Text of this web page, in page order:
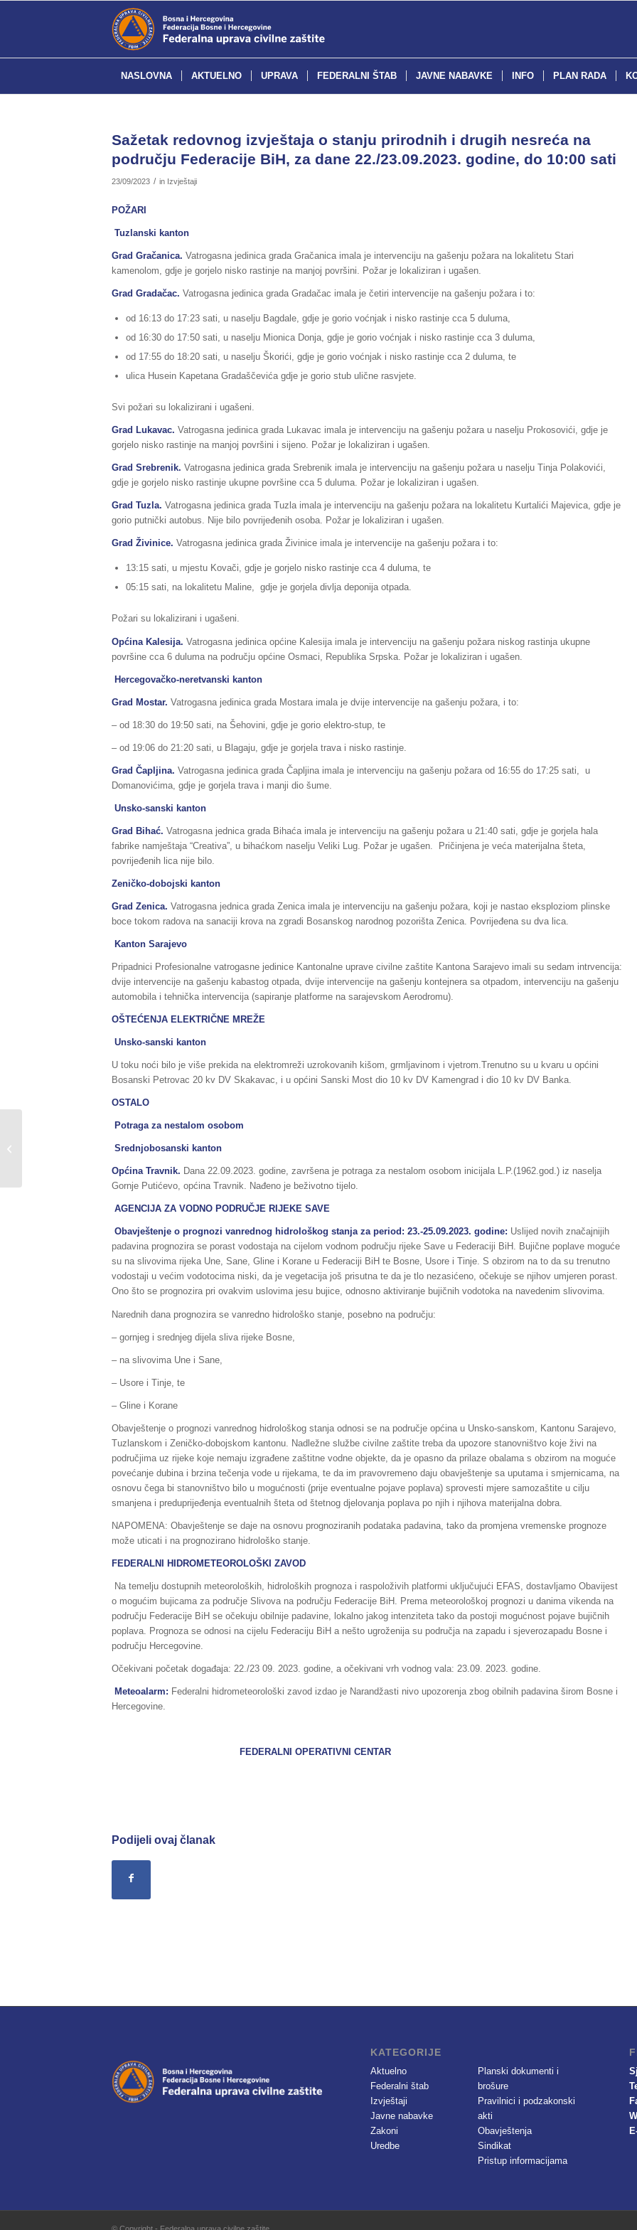
NASLOVNA AKTUELNO UPRAVA FEDERALNI ŠTAB JAVNE NABAVKE INFO PLAN RADA
Sažetak redovnog izvještaja o stanju prirodnih i drugih nesreća na
području Federacije BiH, za dane 22./23.09.2023. godine, do 10:00 sati
23/09/2023 / in Izvještaji
POŽARI
Tuzlanski kanton
Grad Gračanica. Vatrogasna jedinica grada Gračanica imala je intervenciju na gašenju požara na lokalitetu Stari
kamenolom, gdje je gorjelo nisko rastinje na manjoj površini. Požar je lokaliziran i ugašen.
Grad Gradačac. Vatrogasna jedinica grada Gradačac imala je četiri intervencije na gašenju požara i to:
od 16:13 do 17:23 sati, u naselju Bagdale, gdje je gorio voćnjak i nisko rastinje cca 5 duluma,
od 16:30 do 17:50 sati, u naselju Mionica Donja, gdje je gorio voćnjak i nisko rastinje cca 3 duluma,
od 17:55 do 18:20 sati, u naselju Škorići, gdje je gorio voćnjak i nisko rastinje cca 2 duluma, te
ulica Husein Kapetana Gradaščevića gdje je gorio stub ulične rasvjete.
Svi požari su lokalizirani i ugašeni.
Grad Lukavac. Vatrogasna jedinica grada Lukavac imala je intervenciju na gašenju požara u naselju Prokosovići, gdje je
gorjelo nisko rastinje na manjoj površini i sijeno. Požar je lokaliziran i ugašen.
Grad Srebrenik. Vatrogasna jedinica grada Srebrenik imala je intervenciju na gašenju požara u naselju Tinja Polakovići,
gdje je gorjelo nisko rastinje ukupne površine cca 5 duluma. Požar je lokaliziran i ugašen.
Grad Tuzla. Vatrogasna jedinica grada Tuzla imala je intervenciju na gašenju požara na lokalitetu Kurtalići Majevica, gdje je
gorio putnički autobus. Nije bilo povrijeđenih osoba. Požar je lokaliziran i ugašen.
Grad Živinice. Vatrogasna jedinica grada Živinice imala je intervencije na gašenju požara i to:
13:15 sati, u mjestu Kovači, gdje je gorjelo nisko rastinje cca 4 duluma, te
05:15 sati, na lokalitetu Maline, gdje je gorjela divlja deponija otpada.
Požari su lokalizirani i ugašeni.
Općina Kalesija. Vatrogasna jedinica općine Kalesija imala je intervenciju na gašenju požara niskog rastinja ukupne
površine cca 6 duluma na području općine Osmaci, Republika Srpska. Požar je lokaliziran i ugašen.
Hercegovačko-neretvanski kanton
Grad Mostar. Vatrogasna jedinica grada Mostara imala je dvije intervencije na gašenju požara, i to:
– od 18:30 do 19:50 sati, na Šehovini, gdje je gorio elektro-stup, te
– od 19:06 do 21:20 sati, u Blagaju, gdje je gorjela trava i nisko rastinje.
Grad Čapljina. Vatrogasna jedinica grada Čapljina imala je intervenciju na gašenju požara od 16:55 do 17:25 sati, u
Domanovićima, gdje je gorjela trava i manji dio šume.
Unsko-sanski kanton
Grad Bihać. Vatrogasna jednica grada Bihaća imala je intervenciju na gašenju požara u 21:40 sati, gdje je gorjela hala
fabrike namještaja “Creativa”, u bihaćkom naselju Veliki Lug. Požar je ugašen. Pričinjena je veća materijalna šteta,
povrijeđenih lica nije bilo.
Zeničko-dobojski kanton
Grad Zenica. Vatrogasna jednica grada Zenica imala je intervenciju na gašenju požara, koji je nastao eksploziom plinske
boce tokom radova na sanaciji krova na zgradi Bosanskog narodnog pozorišta Zenica. Povrijeđena su dva lica.
Kanton Sarajevo
Pripadnici Profesionalne vatrogasne jedinice Kantonalne uprave civilne zaštite Kantona Sarajevo imali su sedam intrvencija:
dvije intervencije na gašenju kabastog otpada, dvije intervencije na gašenju kontejnera sa otpadom, intervenciju na gašenju
automobila i tehnička intervencija (sapiranje platforme na sarajevskom Aerodromu).
OŠTEĆENJA ELEKTRIČNE MREŽE
Unsko-sanski kanton
U toku noći bilo je više prekida na elektromreži uzrokovanih kišom, grmljavinom i vjetrom.Trenutno su u kvaru u općini
Bosanski Petrovac 20 kv DV Skakavac, i u općini Sanski Most dio 10 kv DV Kamengrad i dio 10 kv DV Banka.
OSTALO
Potraga za nestalom osobom
Srednjobosanski kanton
Općina Travnik. Dana 22.09.2023. godine, završena je potraga za nestalom osobom inicijala L.P.(1962.god.) iz naselja
Gornje Putićevo, općina Travnik. Nađeno je beživotno tijelo.
AGENCIJA ZA VODNO PODRUČJE RIJEKE SAVE
Obavještenje o prognozi vanrednog hidrološkog stanja za period: 23.-25.09.2023. godine: Uslijed novih značajnijih
padavina prognozira se porast vodostaja na cijelom vodnom području rijeke Save u Federaciji BiH. Bujične poplave moguće
su na slivovima rijeka Une, Sane, Gline i Korane u Federaciji BiH te Bosne, Usore i Tinje. S obzirom na to da su trenutno
vodostaji u većim vodotocima niski, da je vegetacija još prisutna te da je tlo nezasićeno, očekuje se njihov umjeren porast.
Ono što se prognozira pri ovakvim uslovima jesu bujice, odnosno aktiviranje bujičnih vodotoka na navedenim slivovima.
Narednih dana prognozira se vanredno hidrološko stanje, posebno na području:
– gornjeg i srednjeg dijela sliva rijeke Bosne,
– na slivovima Une i Sane,
– Usore i Tinje, te
– Gline i Korane
Obavještenje o prognozi vanrednog hidrološkog stanja odnosi se na područje općina u Unsko-sanskom, Kantonu Sarajevo,
Tuzlanskom i Zeničko-dobojskom kantonu. Nadležne službe civilne zaštite treba da upozore stanovništvo koje živi na
područjima uz rijeke koje nemaju izgrađene zaštitne vodne objekte, da je opasno da prilaze obalama s obzirom na moguće
povećanje dubina i brzina tečenja vode u rijekama, te da im pravovremeno daju obavještenje sa uputama i smjernicama, na
osnovu čega bi stanovništvo bilo u mogućnosti (prije eventualne pojave poplava) sprovesti mjere samozaštite u cilju
smanjena i preduprijeđenja eventualnih šteta od štetnog djelovanja poplava po njih i njihova materijalna dobra.
NAPOMENA: Obavještenje se daje na osnovu prognoziranih podataka padavina, tako da promjena vremenske prognoze
može uticati i na prognozirano hidrološko stanje.
FEDERALNI HIDROMETEOROLOŠKI ZAVOD
Na temelju dostupnih meteoroloških, hidroloških prognoza i raspoloživih platformi uključujući EFAS, dostavljamo Obavijest
o mogućim bujicama za područje Slivova na području Federacije BiH. Prema meteorološkoj prognozi u danima vikenda na
području Federacije BiH se očekuju obilnije padavine, lokalno jakog intenziteta tako da postoji mogućnost pojave bujičnih
poplava. Prognoza se odnosi na cijelu Federaciju BiH a nešto ugroženija su područja na zapadu i sjeverozapadu Bosne i
području Hercegovine.
Očekivani početak događaja: 22./23 09. 2023. godine, a očekivani vrh vodnog vala: 23.09. 2023. godine.
Meteoalarm: Federalni hidrometeorološki zavod izdao je Narandžasti nivo upozorenja zbog obilnih padavina širom Bosne i
Hercegovine.
FEDERALNI OPERATIVNI CENTAR
Podijeli ovaj članak
KATEGORIJE
Aktuelno
Federalni štab
Izvještaji
Javne nabavke
Zakoni
Uredbe
Planski dokumenti i
brošure
Pravilnici i podzakonski
akti
Obavještenja
Sindikat
Pristup informacijama
Dopuna sažetka redovnog izvještaja
o stanju prirodnih i drugih nesreća